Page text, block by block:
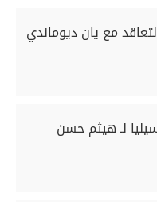
مع يان ديوماندي
لـ هيثم حسن